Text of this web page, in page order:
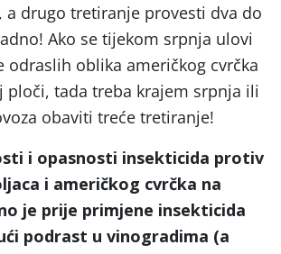
a drugo tretiranje provesti dva do
Ako se tijekom srpnja ulovi
odraslih oblika američkog cvrčka
ploči, tada treba krajem srpnja ili
obaviti treće tretiranje!
i opasnosti insekticida protiv
i američkog cvrčka na
je prije primjene insekticida
podrast u vinogradima (a